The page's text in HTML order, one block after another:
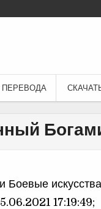
ПЕРЕВОДА
Боевые
17:19:49;